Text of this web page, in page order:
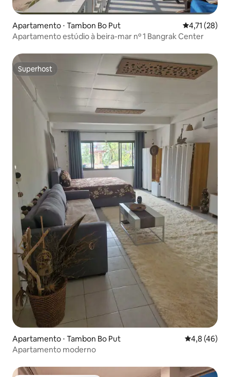
Apartamento ⋅ Tambon Bo Put 4,71 de uma
4,71 (28)
Apartamento estúdio à beira-mar nº 1 Bangrak Center
Superhost
Superhost
Apartamento ⋅ Tambon Bo Put 4,8 de uma
4,8 (46)
Apartamento moderno